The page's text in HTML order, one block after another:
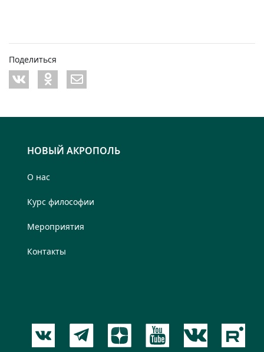
Поделиться
НОВЫЙ АКРОПОЛЬ
О нас
Курс философии
Мероприятия
Контакты